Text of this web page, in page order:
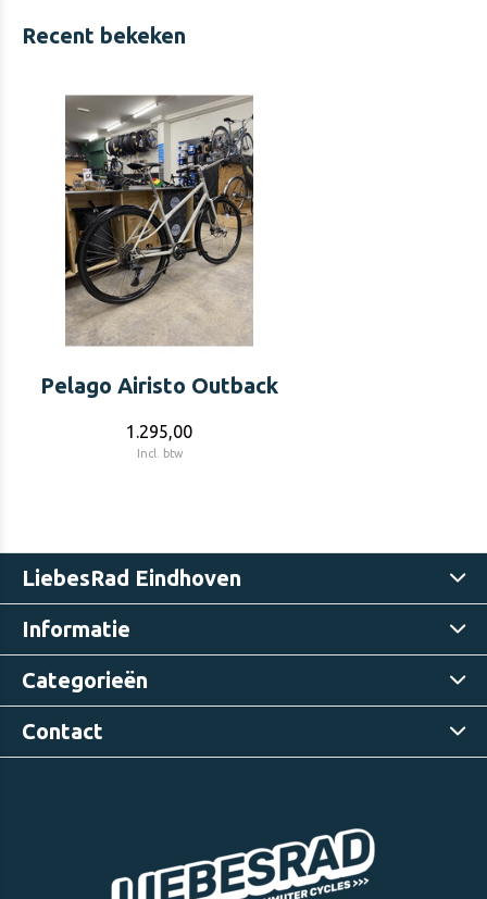
Recent bekeken
Pelago Airisto Outback
1.295,00
Incl. btw
LiebesRad Eindhoven
Informatie
Categorieën
Contact